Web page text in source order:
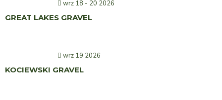
wrz 18 - 20 2026
GREAT LAKES GRAVEL
wrz 19 2026
KOCIEWSKI GRAVEL